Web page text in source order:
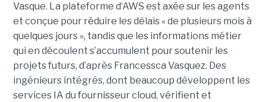
Vasque. La plateforme d‘AWS est axée sur les agents
et conçue pour réduire les délais « de plusieurs mois à
quelques jours », tandis que les informations métier
qui en découlent s’accumulent pour soutenir les
projets futurs, d’après Francessca Vasquez. Des
ingénieurs intégrés, dont beaucoup développent les
services IA du fournisseur cloud, vérifient et